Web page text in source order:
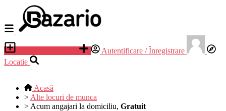
Autentificare / Înregistrare
Locatie
Acasă
> Alte locuri de munca
> Acum angajari la domiciliu, Gratuit